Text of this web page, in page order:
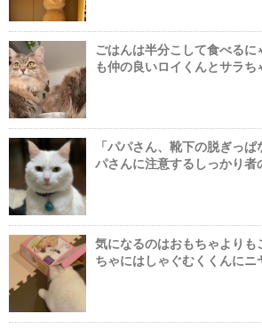
ごはんは半分こして食べる
も仲の良いロイくんとサラち
「パパさん、靴下の脱ぎっ
パさんに注意するしっかり者
気になるのはおもちゃよりも
ちゃにはしゃぐむくくんに